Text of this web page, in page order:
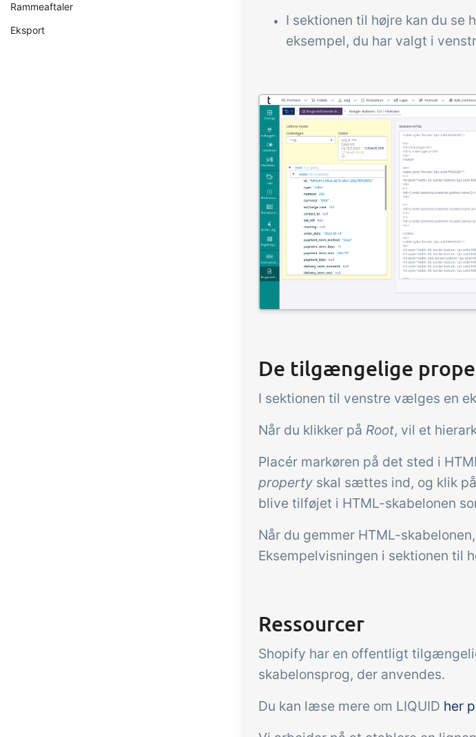
Rammeaftaler
Eksport
I sektionen til højre kan du se
eksempel, du har valgt i
De tilgængelige
I sektionen til venstre vælges en
Når du klikker på Root, vil et
Placér markøren på det sted i
property skal sættes ind, og klik
blive tilføjet i HTML-skabelonen
Når du gemmer HTML-
Eksempelvisningen i sektionen til
Ressourcer
Shopify har en offentligt
skabelonsprog, der anvendes.
Du kan læse mere om LIQUID her